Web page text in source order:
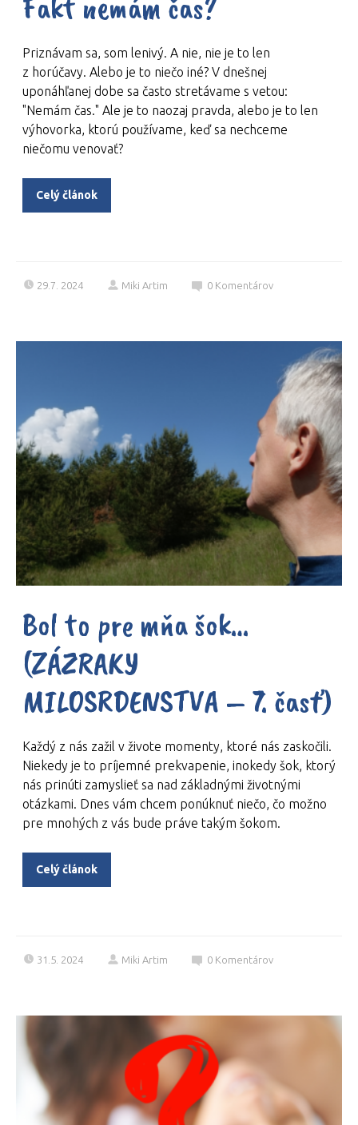
Priznávam sa, som lenivý. A nie, nie je to len
z horúčavy. Alebo je to niečo iné? V dnešnej
uponáhľanej dobe sa často stretávame s vetou:
"Nemám čas." Ale je to naozaj pravda, alebo je to len
výhovorka, ktorú používame, keď sa nechceme
niečomu venovať?
Celý článok
29.7. 2024 Miki Artim 0 Komentárov
Bol to pre mňa šok…
(ZÁZRAKY
MILOSRDENSTVA – 7. časť)
Každý z nás zažil v živote momenty, ktoré nás zaskočili.
Niekedy je to príjemné prekvapenie, inokedy šok, ktorý
nás prinúti zamyslieť sa nad základnými životnými
otázkami. Dnes vám chcem ponúknuť niečo, čo možno
pre mnohých z vás bude práve takým šokom.
Celý článok
31.5. 2024 Miki Artim 0 Komentárov